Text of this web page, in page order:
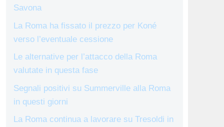
Savona
La Roma ha fissato il prezzo per Koné
verso l’eventuale cessione
Le alternative per l’attacco della Roma
valutate in questa fase
Segnali positivi su Summerville alla Roma
in questi giorni
La Roma continua a lavorare su Tresoldi in